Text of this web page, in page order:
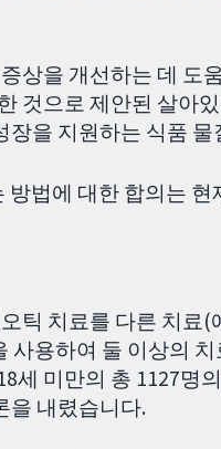
상을 개선하는 데 도
것으로 제안된 살아
을 지원하는 식품
법에 대한 합의는 현
틱 치료를 다른 치료(
용하여 둘 이상의
세 미만의 총 1127명
을 내렸습니다.